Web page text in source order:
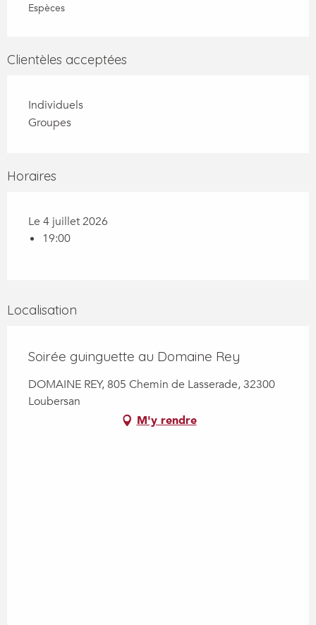
Espèces
Clientèles acceptées
Individuels
Groupes
Horaires
Le 4 juillet 2026
19:00
Localisation
Soirée guinguette au Domaine Rey
DOMAINE REY, 805 Chemin de Lasserade, 32300
Loubersan
M'y rendre